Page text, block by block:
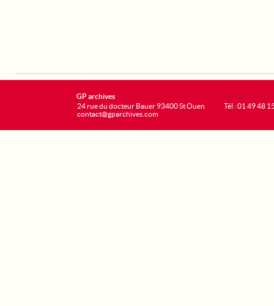
GP archives
24 rue du docteur Bauer 93400 St Ouen
contact@gparchives.com
Tél : 01 49 48